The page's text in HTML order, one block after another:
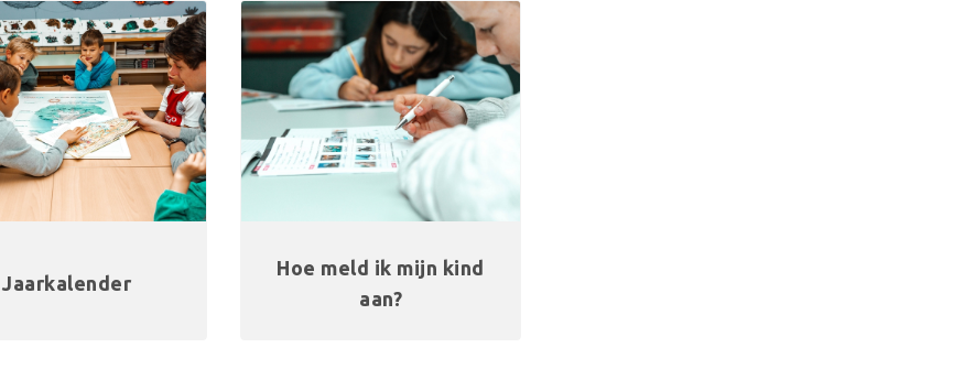
Jaarkalender
Hoe meld ik mijn kind
aan?